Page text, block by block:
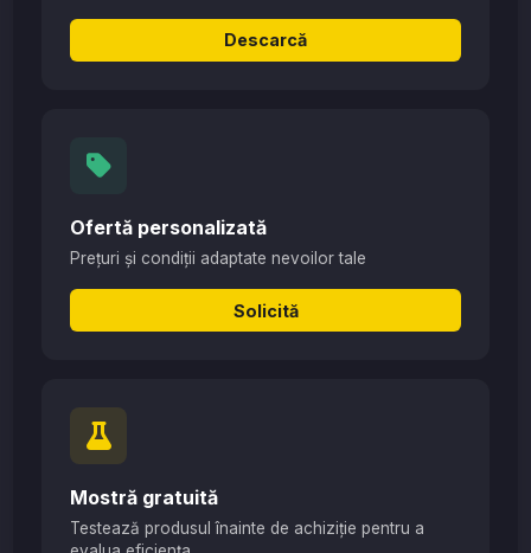
Descarcă
Ofertă personalizată
Prețuri și condiții adaptate nevoilor tale
Solicită
Mostră gratuită
Testează produsul înainte de achiziție pentru a